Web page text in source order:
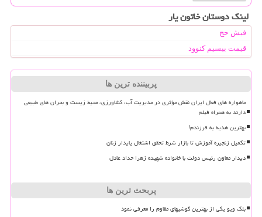
لینک دوستان خاتون یار
فیش حج
قیمت بیسیم کنوود
پربیننده ترین ها
ماهواره های فعال ایران نقش مؤثری در مدیریت آب، کشاورزی، محیط زیست و بحران های طبیعی
دارند به همراه فیلم
بهترین هدیه به فرزندم!
تکمیل زنجیره آموزش تا بازار شرط تحقق اشتغال پایدار زنان
دیدار معاون رئیس دولت با خانواده شهیده زهرا حداد عادل
پربحث ترین ها
بلک ویو یکی از بهترین گوشیهای مقاوم را معرفی نمود